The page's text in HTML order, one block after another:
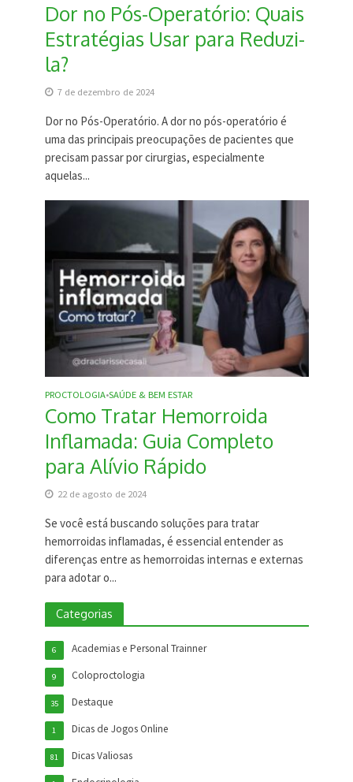
Dor no Pós-Operatório: Quais
Estratégias Usar para Reduzi-
la?
7 de dezembro de 2024
Dor no Pós-Operatório. A dor no pós-operatório é
uma das principais preocupações de pacientes que
precisam passar por cirurgias, especialmente
aquelas...
PROCTOLOGIA•SAÚDE & BEM ESTAR
Como Tratar Hemorroida
Inflamada: Guia Completo
para Alívio Rápido
22 de agosto de 2024
Se você está buscando soluções para tratar
hemorroidas inflamadas, é essencial entender as
diferenças entre as hemorroidas internas e externas
para adotar o...
Categorias
Academias e Personal Trainner
6
Coloproctologia
9
Destaque
35
Dicas de Jogos Online
1
Dicas Valiosas
81